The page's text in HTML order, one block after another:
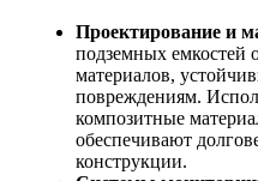
Проектирование и
подземных емкостей
материалов,
повреждениям.
композитные
обеспечивают
конструкции.